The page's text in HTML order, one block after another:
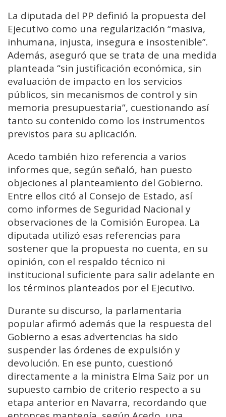
La diputada del PP definió la propuesta del
Ejecutivo como una regularización “masiva,
inhumana, injusta, insegura e insostenible”.
Además, aseguró que se trata de una medida
planteada “sin justificación económica, sin
evaluación de impacto en los servicios
públicos, sin mecanismos de control y sin
memoria presupuestaria”, cuestionando así
tanto su contenido como los instrumentos
previstos para su aplicación.
Acedo también hizo referencia a varios
informes que, según señaló, han puesto
objeciones al planteamiento del Gobierno.
Entre ellos citó al Consejo de Estado, así
como informes de Seguridad Nacional y
observaciones de la Comisión Europea. La
diputada utilizó esas referencias para
sostener que la propuesta no cuenta, en su
opinión, con el respaldo técnico ni
institucional suficiente para salir adelante en
los términos planteados por el Ejecutivo.
Durante su discurso, la parlamentaria
popular afirmó además que la respuesta del
Gobierno a esas advertencias ha sido
suspender las órdenes de expulsión y
devolución. En ese punto, cuestionó
directamente a la ministra Elma Saiz por un
supuesto cambio de criterio respecto a su
etapa anterior en Navarra, recordando que